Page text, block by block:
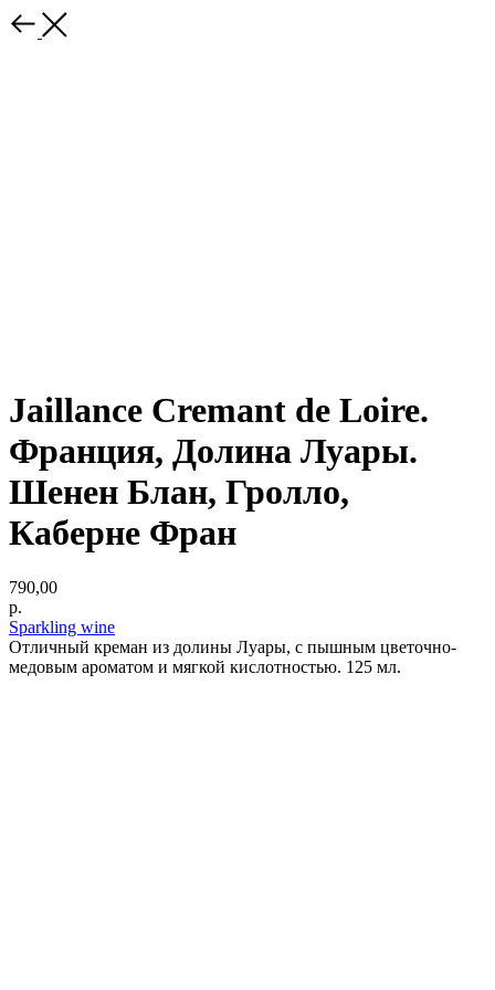
Jaillance Cremant de Loire.
Франция, Долина Луары.
Шенен Блан, Гролло,
Каберне Фран
790,00
р.
Sparkling wine
Отличный креман из долины Луары, с пышным цветочно-
медовым ароматом и мягкой кислотностью. 125 мл.